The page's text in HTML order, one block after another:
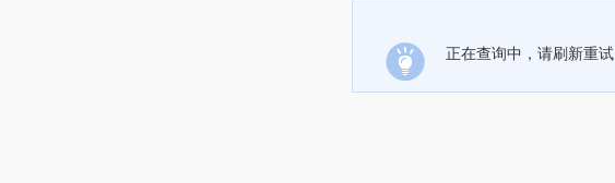
正在查询中，请刷新重试